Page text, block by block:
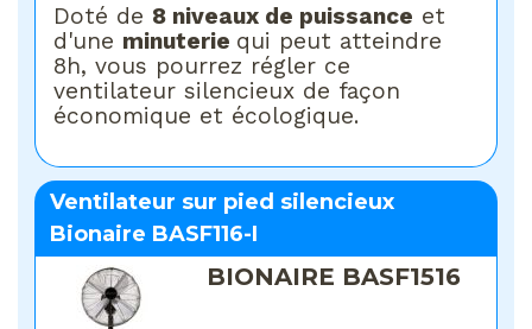
Doté de 8 niveaux de puissance et
d'une minuterie qui peut atteindre
8h, vous pourrez régler ce
ventilateur silencieux de façon
économique et écologique.
Ventilateur sur pied silencieux
Bionaire BASF116-I
BIONAIRE BASF1516